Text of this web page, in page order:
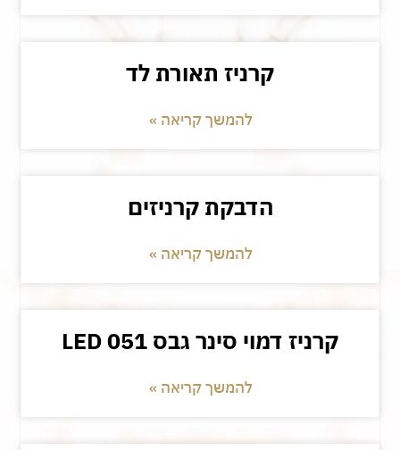
קרניז תאורת לד
להמשך קריאה »
הדבקת קרניזים
להמשך קריאה »
קרניז דמוי סינר גבס LED 051
להמשך קריאה »